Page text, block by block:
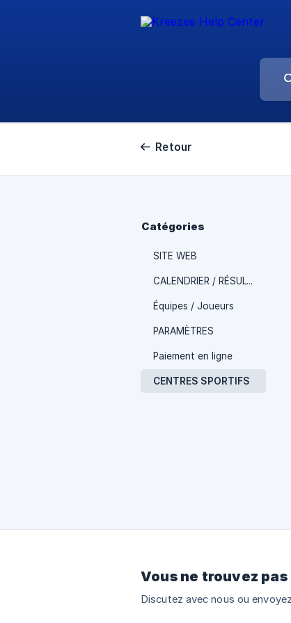
Retour
Catégories
SITE WEB
CALENDRIER / RÉSULTAT
Équipes / Joueurs
PARAMÈTRES
Paiement en ligne
CENTRES SPORTIFS
Vous ne trouvez
Discutez avec nous ou